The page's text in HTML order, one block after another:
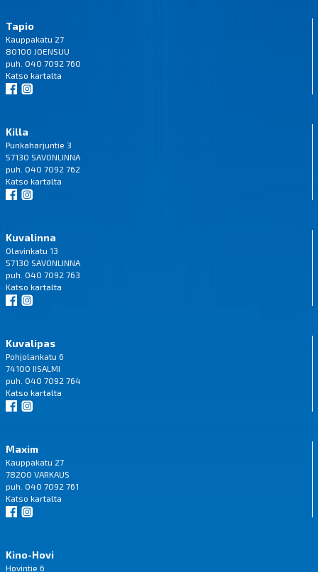
Tapio
Kauppakatu 27
80100 JOENSUU
puh. 040 7092 760
Katso kartalta
Killa
Punkaharjuntie 3
57130 SAVONLINNA
puh. 040 7092 762
Katso kartalta
Kuvalinna
Olavinkatu 13
57130 SAVONLINNA
puh. 040 7092 763
Katso kartalta
Kuvalipas
Pohjolankatu 6
74100 IISALMI
puh. 040 7092 764
Katso kartalta
Maxim
Kauppakatu 27
78200 VARKAUS
puh. 040 7092 761
Katso kartalta
Kino-Hovi
Hovintie 6